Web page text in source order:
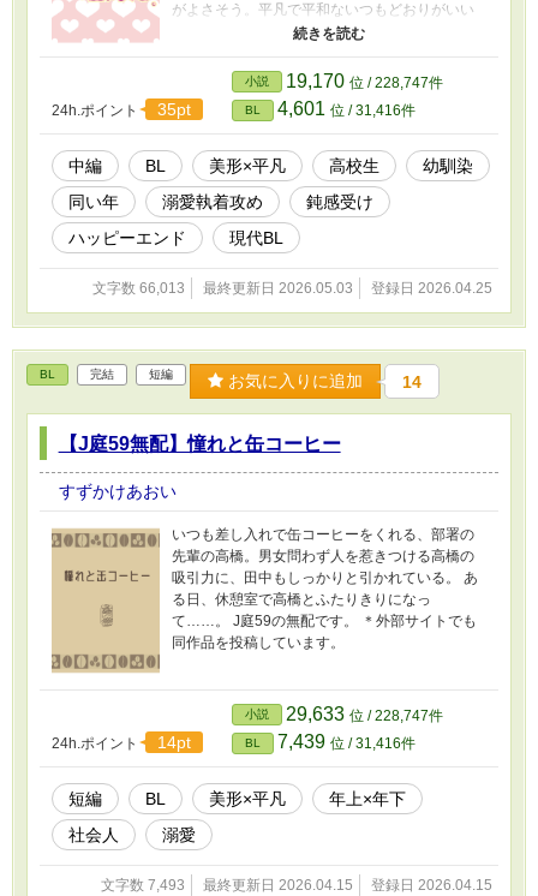
がよさそう。平凡で平和ないつもどおりがいい
と言う若菜恵夢。対して岸菜春伊の若菜恵夢へ
の言動は若干おかしいところがあるのに、それ
も平凡で平和な毎日に不可欠らしいので、そこ
は深く言及しない。 とあるきっかけで輪をかけ
て様子がおかしくなった岸菜春伊からの告白
で、ふたりはお試しの恋人になる。幼馴染では
ない岸菜春伊を知った若菜恵夢は、徐々に岸菜
春伊に惹かれていく。でも……。 友人の苦労が
報われてほしいから★５ （石橋を叩いて渡れ
さん） ＊ ＊ ＊ ＊ ＊ 天使顔面なのに塩対
応な幼馴染攻め×表情筋が死んでいるのに神対応
な受け。 ラブコメ風を目指しました。約66,000
字。 レビュー風キャプションの世界観は、深く
考えないことをおすすめします。 ◇外部サイト
後半ページには＊をつけています。
24h.ポイント 35pt
小説 19,170 位 / 228,747件
BL 4,601 位 / 31,416件
中編 BL 美形×平凡 高校生
幼馴染
同い年
溺愛執着攻め
鈍感受け
ハッピーエンド
現代BL
文字数 66,013 最終更新日 2026.05.03 登録日 2026.04.25
BL 完結 短編 お気に入りに追加 14
【J庭59無配】憧れと缶コーヒー
すずかけあおい
いつも差し入れで缶コーヒーをくれる、部署の
先輩の高橋。男女問わず人を惹きつける高橋の
吸引力に、田中もしっかりと引かれている。 あ
る日、休憩室で高橋とふたりきりになっ
て……。 J庭59の無配です。 ＊外部サイトでも
同作品を投稿しています。
24h.ポイント 14pt
小説 29,633 位 / 228,747件
BL 7,439 位 / 31,416件
短編 BL 美形×平凡
年上×年下
社会人
溺愛
文字数 7,493 最終更新日 2026.04.15 登録日 2026.04.15